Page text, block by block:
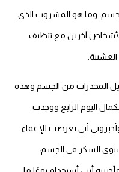
وما هو المشروب الذي
آخرين مع تنظيف
المخدرات من الجسم وهذه
اليوم الرابع ووجدت
أني تعرضت للإغماء
السكر في الجسم،